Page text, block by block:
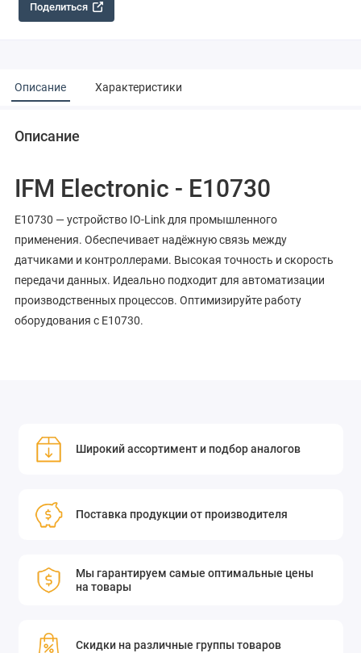
Поделиться
Описание Характеристики
Описание
IFM Electronic - E10730
E10730 — устройство IO-Link для промышленного
применения. Обеспечивает надёжную связь между
датчиками и контроллерами. Высокая точность и скорость
передачи данных. Идеально подходит для автоматизации
производственных процессов. Оптимизируйте работу
оборудования с E10730.
Широкий ассортимент и подбор аналогов
Поставка продукции от производителя
Мы гарантируем самые оптимальные цены
на товары
Скидки на различные группы товаров